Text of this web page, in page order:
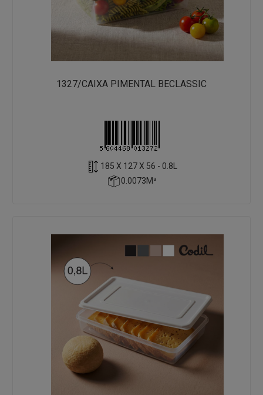
1327/CAIXA PIMENTAL BECLASSIC
185 X 127 X 56 - 0.8L
0.0073M³